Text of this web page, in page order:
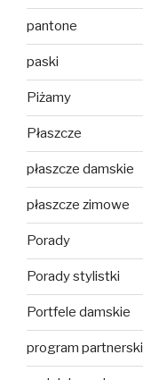
pantone
paski
Piżamy
Płaszcze
płaszcze damskie
płaszcze zimowe
Porady
Porady stylistki
Portfele damskie
program partnerski